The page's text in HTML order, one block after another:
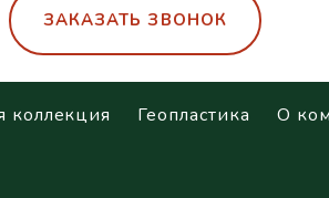
ЗАКАЗАТЬ ЗВОНОК
коллекция Геопластика О